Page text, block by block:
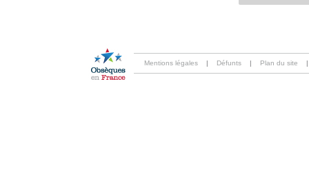
Mentions légales | Défunts | Plan du site |